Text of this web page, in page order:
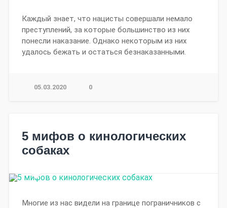
Каждый знает, что нацисты совершали немало
преступлений, за которые большинство из них
понесли наказание. Однако некоторым из них
удалось бежать и остаться безнаказанными.
05.03.2020 0
5 мифов о кинологических
собаках
Многие из нас видели на границе пограничников с